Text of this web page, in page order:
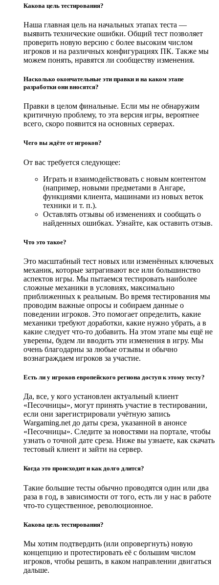
Какова цель тестирования?
Наша главная цель на начальных этапах теста —
выявить технические ошибки. Общий тест позволяет
проверить новую версию с более высоким числом
игроков и на различных конфигурациях ПК. Также мы
можем понять, нравятся ли сообществу изменения.
Насколько окончательные эти правки и на каком этапе
разработки они вносятся?
Правки в целом финальные. Если мы не обнаружим
критичную проблему, то эта версия игры, вероятнее
всего, скоро появится на основных серверах.
Чего вы ждёте от игроков?
От вас требуется следующее:
Играть и взаимодействовать с новым контентом
(например, новыми предметами в Ангаре,
функциями клиента, машинами из новых веток
техники и т. п.).
Оставлять отзывы об изменениях и сообщать о
найденных ошибках. Узнайте, как оставить отзыв.
Что это такое?
Это масштабный тест новых или изменённых ключевых
механик, которые затрагивают все или большинство
аспектов игры. Мы пытаемся тестировать наиболее
сложные механики в условиях, максимально
приближенных к реальным. Во время тестирования мы
проводим важные опросы и собираем данные о
поведении игроков. Это помогает определить, какие
механики требуют доработки, какие нужно убрать, а в
какие следует что-то добавить. На этом этапе мы ещё не
уверены, будем ли вводить эти изменения в игру. Мы
очень благодарны за любые отзывы и обычно
вознаграждаем игроков за участие.
Есть ли у игроков европейского региона доступ к этому тесту?
Да, все, у кого установлен актуальный клиент
«Песочницы», могут принять участие в тестировании,
если они зарегистрировали учётную запись
Wargaming.net до даты среза, указанной в анонсе
«Песочницы». Следите за новостями на портале, чтобы
узнать о точной дате среза. Ниже вы узнаете, как скачать
тестовый клиент и зайти на сервер.
Когда это происходит и как долго длится?
Такие большие тесты обычно проводятся один или два
раза в год, в зависимости от того, есть ли у нас в работе
что-то существенное, революционное.
Какова цель тестирования?
Мы хотим подтвердить (или опровергнуть) новую
концепцию и протестировать её с большим числом
игроков, чтобы решить, в каком направлении двигаться
дальше.